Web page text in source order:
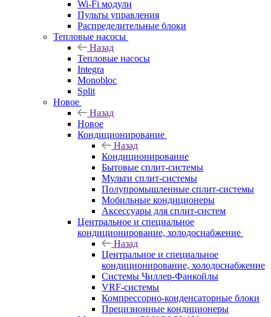
Wi-Fi модули
Пульты управления
Распределительные блоки
Тепловые насосы
Назад
Тепловые насосы
Integra
Monobloc
Split
Новое
Назад
Новое
Кондиционирование
Назад
Кондиционирование
Бытовые сплит-системы
Мульти сплит-системы
Полупромышленные сплит-системы
Мобильные кондиционеры
Аксессуары для сплит-систем
Центральное и специальное
кондиционирование, холодоснабжение
Назад
Центральное и специальное
кондиционирование, холодоснабжение
Системы Чиллер-Фанкойлы
VRF-системы
Компрессорно-конденсаторные блоки
Прецизионные кондиционеры